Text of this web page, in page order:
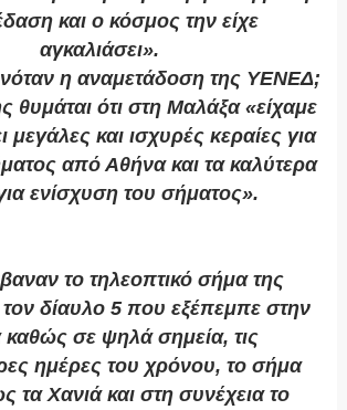
και ο κόσμος την είχε
αγκαλιάσει».
η αναμετάδοση της ΥΕΝΕΔ;
θυμάται ότι στη Μαλάξα «είχαμε
μεγάλες και ισχυρές κεραίες για
από Αθήνα και τα καλύτερα
ενίσχυση του σήματος».
το τηλεοπτικό σήμα της
δίαυλο 5 που εξέπεμπε στην
σε ψηλά σημεία, τις
ημέρες του χρόνου, το σήμα
τα Χανιά και στη συνέχεια το